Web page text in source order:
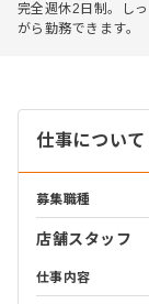
完全週休2日制。し
がら勤務できます。
仕事について
募集職種
店舗スタッフ
仕事内容